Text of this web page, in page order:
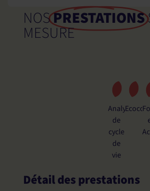
NOSPRESTATIONS
MESURE
Analyse
de
cycle
de
vie
Détail des prestations